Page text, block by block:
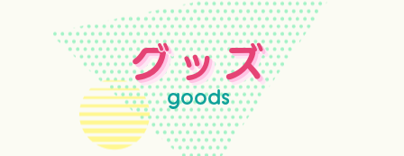
グッズ
goods